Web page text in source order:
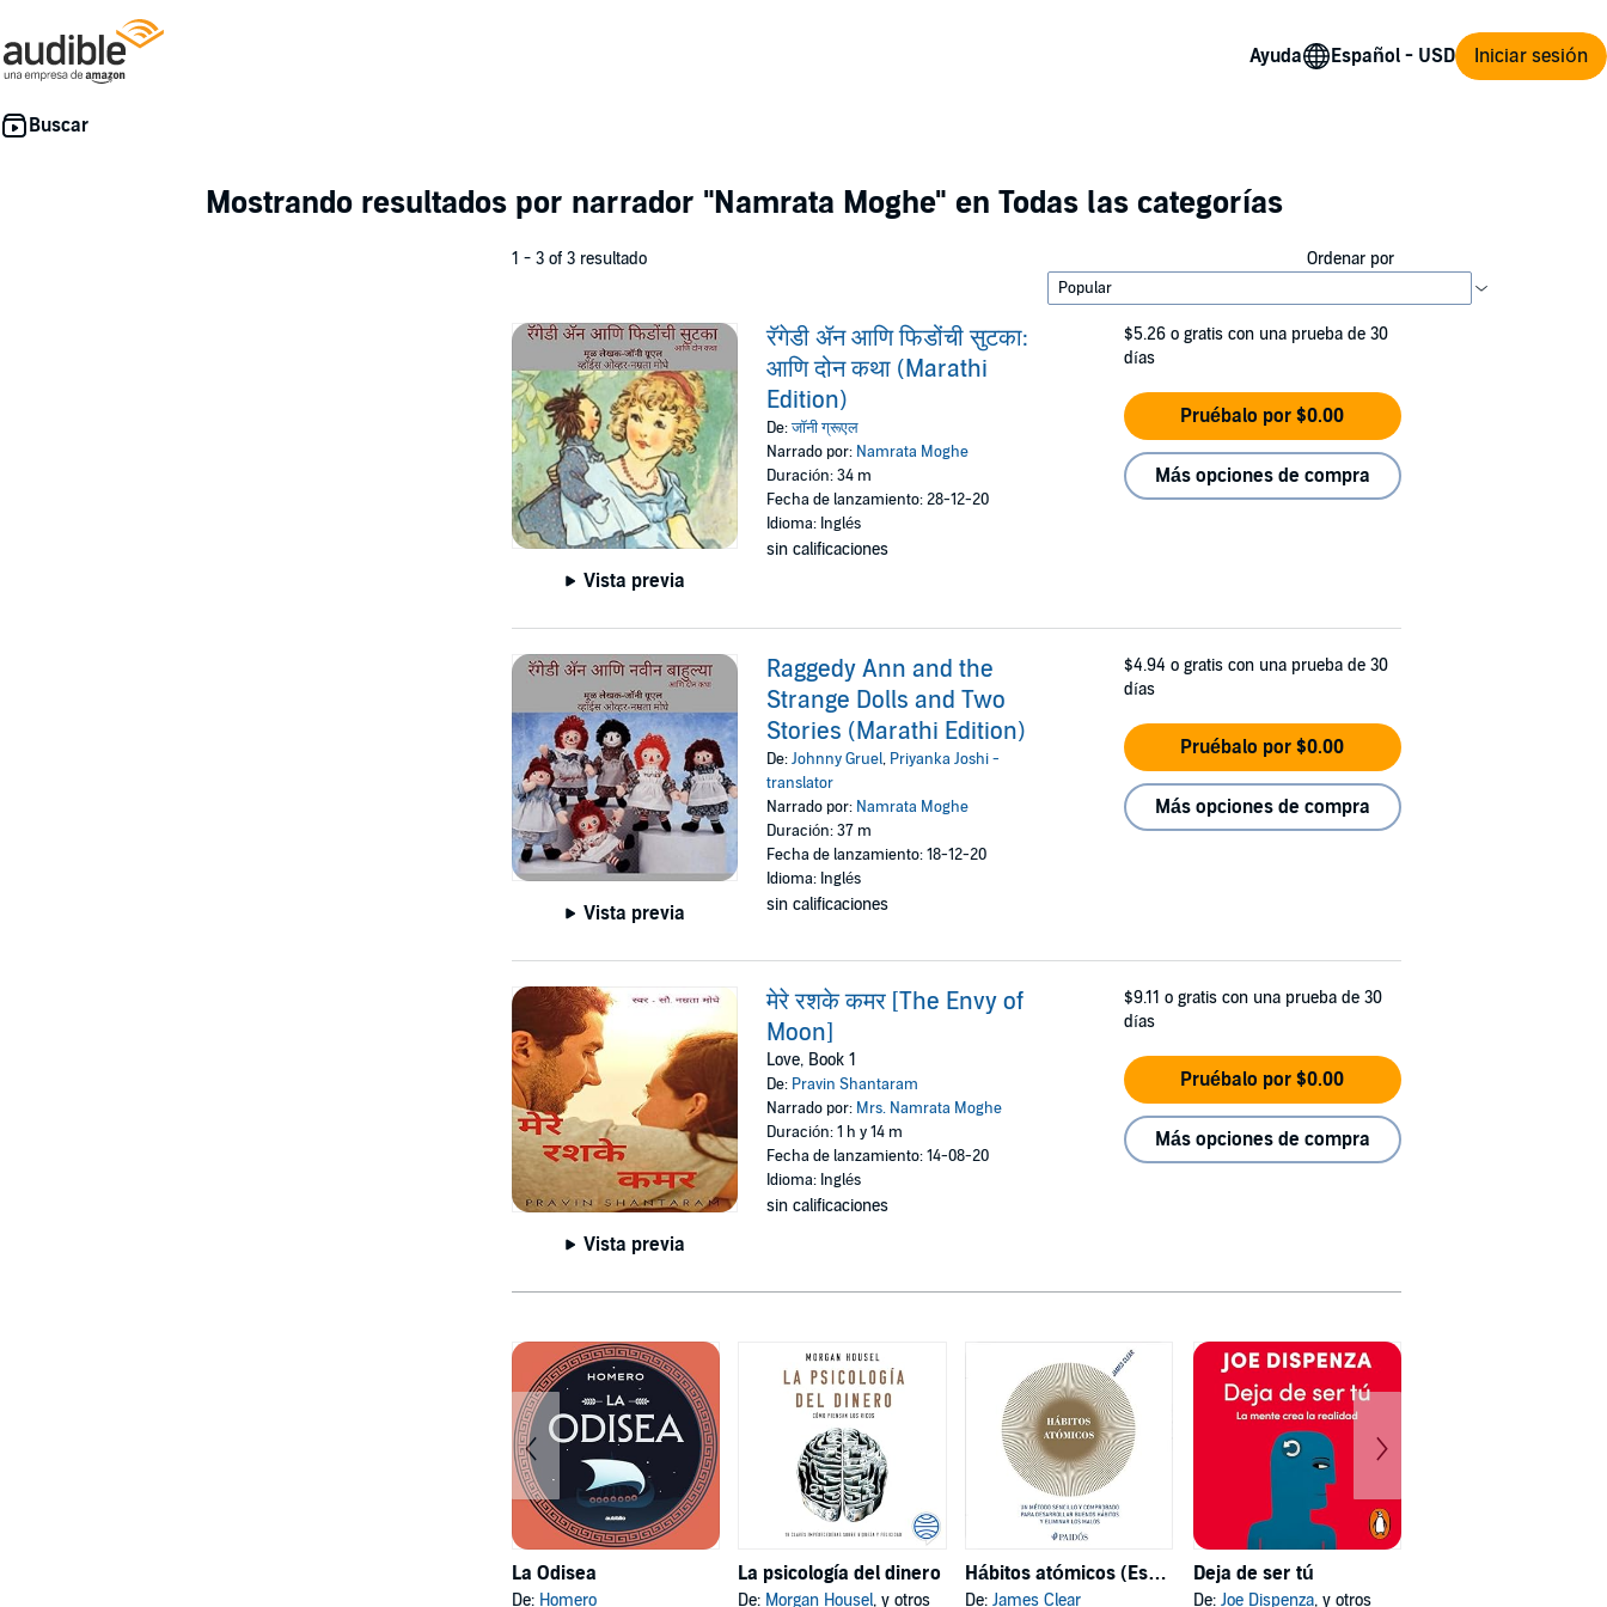
Ayuda Iniciar sesión
Mostrando resultados por narrador "Namrata Moghe" en Todas las categorías
1 - 3 of 3 resultado Ordenar por
Vista previa
रॅगेडी ॲन आणि फिडोंची सुटका:
आणि दोन कथा (Marathi
Edition)
De:जॉनी ग्रूएल
Narrado por: Namrata Moghe
Duración: 34 m
Fecha de lanzamiento: 28-12-20
Idioma: Inglés
sin calificaciones
$5.26 o gratis con una prueba de 30
días
Pruébalo por $0.00
Más opciones de compra
Vista previa
Raggedy Ann and the
Strange Dolls and Two
Stories (Marathi Edition)
De:Johnny Gruel, Priyanka Joshi -
translator
Narrado por: Namrata Moghe
Duración: 37 m
Fecha de lanzamiento: 18-12-20
Idioma: Inglés
sin calificaciones
$4.94 o gratis con una prueba de 30
días
Pruébalo por $0.00
Más opciones de compra
Vista previa
मेरे रशके कमर [The Envy of
Moon]
Love, Book 1
De: Pravin Shantaram
Narrado por: Mrs. Namrata Moghe
Duración: 1 h y 14 m
Fecha de lanzamiento: 14-08-20
Idioma: Inglés
sin calificaciones
$9.11 o gratis con una prueba de 30
días
Pruébalo por $0.00
Más opciones de compra
La Odisea
De: Homero
La psicología del dinero
De: Morgan Housel, y otros
Hábitos atómicos (Español neutro)
De: James Clear
Deja de ser tú
De: Joe Dispenza, y otros